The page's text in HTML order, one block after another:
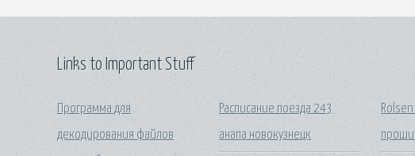
Links to Important Stuff
Программа для
декодирования файлов
Расписание поезда 243
анапа новокузнецк